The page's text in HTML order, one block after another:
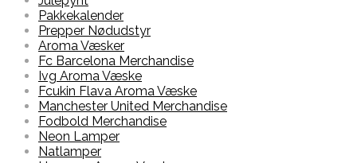
Pakkekalender
Prepper Nødudstyr
Aroma Væsker
Fc Barcelona Merchandise
Ivg Aroma Væske
Fcukin Flava Aroma Væske
Manchester United Merchandise
Fodbold Merchandise
Neon Lamper
Natlamper